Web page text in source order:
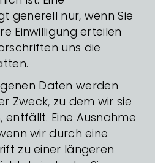
generell nur, wenn Sie
Einwilligung erteilen
uns die
Daten werden
Zweck, zu dem wir sie
Eine Ausnahme
wir durch eine
zu einer längeren